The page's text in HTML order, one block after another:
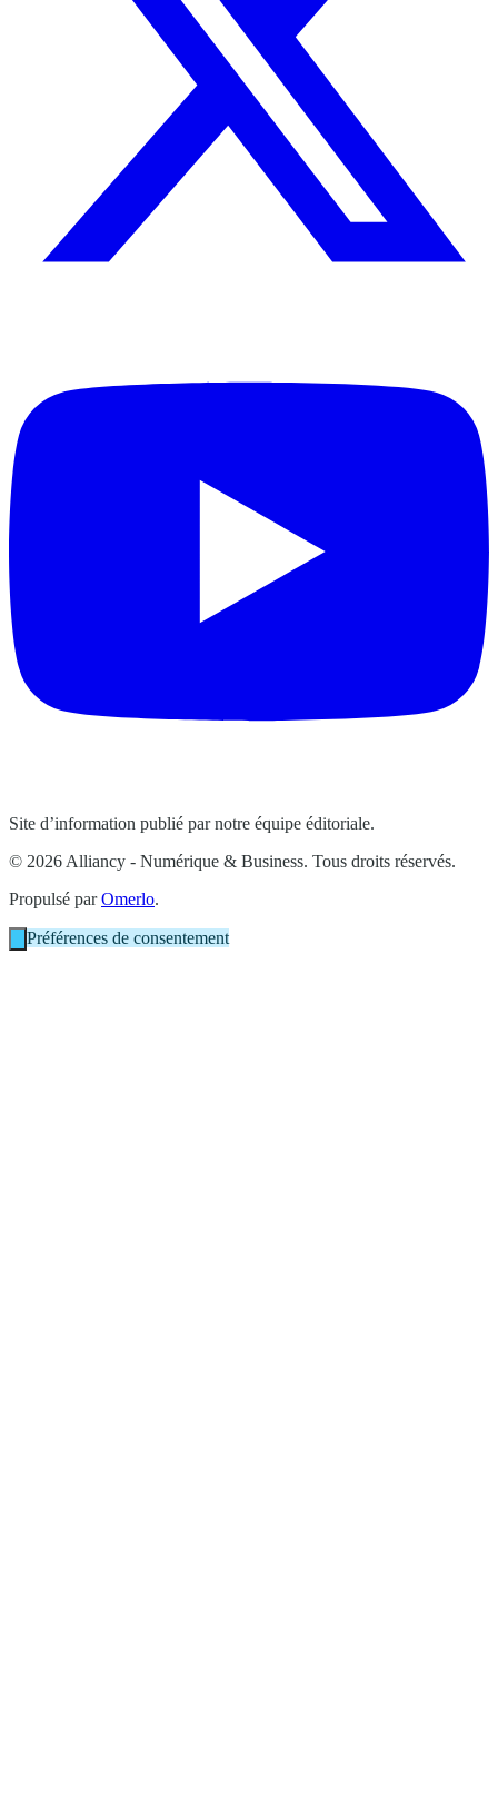
Site d’information publié par notre équipe éditoriale.
© 2026 Alliancy - Numérique & Business. Tous droits réservés.
Propulsé parOmerlo.
Préférences de consentement